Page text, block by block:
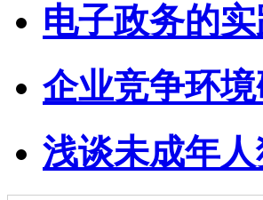
电子政务的
企业竞争环
浅谈未成年